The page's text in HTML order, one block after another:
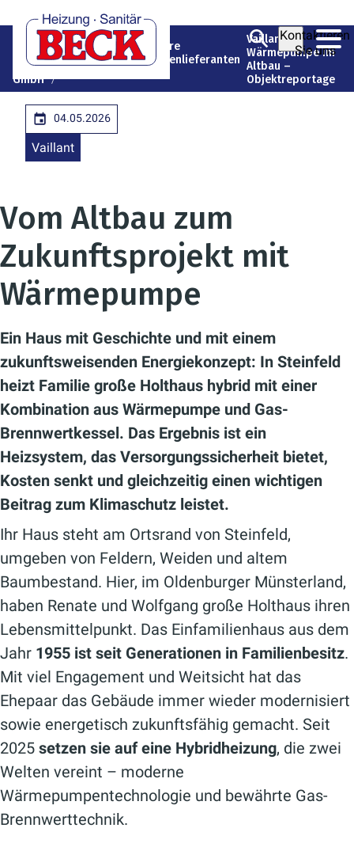
Kontaktieren
Sie uns
Heizung
Sanitär
Beck
GmbH
Unternehmen
Unsere
Markenlieferanten
Vaillant
Wärmepumpe im
Altbau –
Objektreportage
04.05.2026
Vaillant
Vom Altbau zum
Zukunftsprojekt mit
Wärmepumpe
Ein Haus mit Geschichte und mit einem
zukunftsweisenden Energiekonzept: In Steinfeld
heizt Familie große Holthaus hybrid mit einer
Kombination aus Wärmepumpe und Gas-
Brennwertkessel. Das Ergebnis ist ein
Heizsystem, das Versorgungssicherheit bietet,
Kosten senkt und gleichzeitig einen wichtigen
Beitrag zum Klimaschutz leistet.
Ihr Haus steht am Ortsrand von Steinfeld,
umgeben von Feldern, Weiden und altem
Baumbestand. Hier, im Oldenburger Münsterland,
haben Renate und Wolfgang große Holthaus ihren
Lebensmittelpunkt. Das Einfamilienhaus aus dem
Jahr 1955 ist seit Generationen in Familienbesitz.
Mit viel Engagement und Weitsicht hat das
Ehepaar das Gebäude immer wieder modernisiert
sowie energetisch zukunftsfähig gemacht. Seit
2025 setzen sie auf eine Hybridheizung, die zwei
Welten vereint – moderne
Wärmepumpentechnologie und bewährte Gas-
Brennwerttechnik.